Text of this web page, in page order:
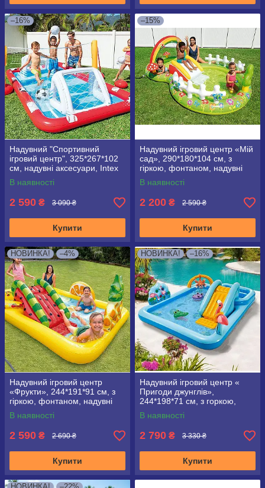
–16%
Надувний "Спортивний
ігровий центр", 325*267*102
см, надувні аксесуари, Intex
57147, обсяг 470 л
В наявності
2 590 ₴ 3 090 ₴
Купити
–15%
Надувний ігровий центр «Мій
сад», 290*180*104 см, з
гіркою, фонтаном, надувні
аксесуари, Intex 57154
В наявності
2 200 ₴ 2 590 ₴
Купити
НОВИНКА! –4%
Надувний ігровий центр
«Фрукти», 244*191*91 см, з
гіркою, фонтаном, надувні
аксесуари, Intex 57158
В наявності
2 590 ₴ 2 690 ₴
Купити
НОВИНКА! –16%
Надувний ігровий центр «
Пригоди джунглів»,
244*198*71 см, з горкою,
фонтаном, Intex 57161
В наявності
2 790 ₴ 3 330 ₴
Купити